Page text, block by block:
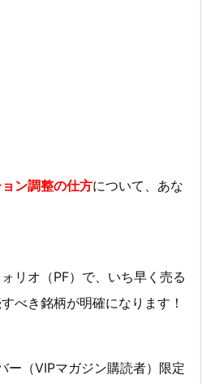
ン調整の仕方について、あな
リオ（PF）で、いち早く売る
べき銘柄が明確になります！
ー（VIPマガジン購読者）限定